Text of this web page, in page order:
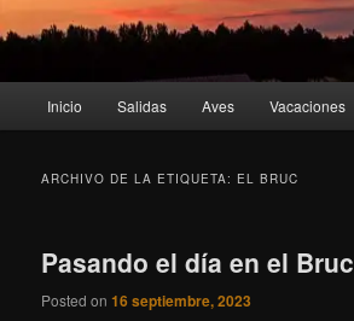
Inicio Salidas Aves Vacaciones
ARCHIVO DE LA ETIQUETA: EL BRUC
Pasando el día en el Bruc
Posted on16 septiembre, 2023